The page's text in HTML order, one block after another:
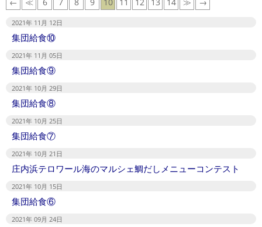
2021年 11月 12日
集団給食⑩
2021年 11月 05日
集団給食⑨
2021年 10月 29日
集団給食⑧
2021年 10月 25日
集団給食⑦
2021年 10月 21日
庄内浜テロワール海のマルシェ鯛だしメニューコンテスト
2021年 10月 15日
集団給食⑥
2021年 09月 24日